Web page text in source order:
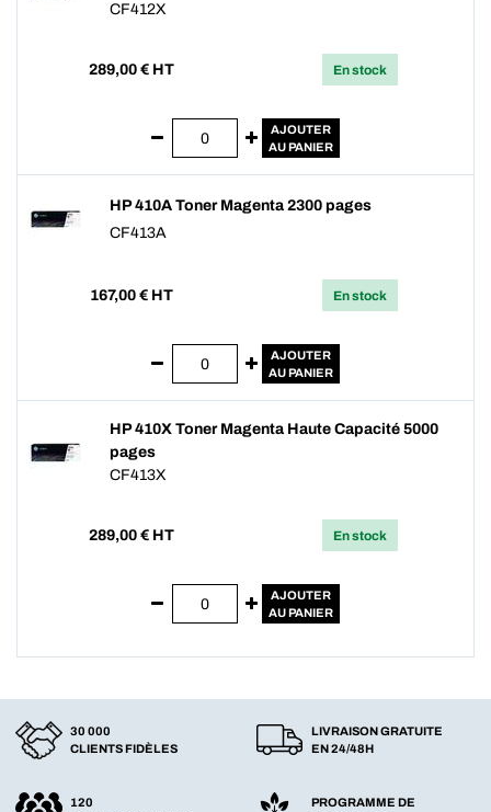
CF412X
289,00 € HT En stock
AJOUTER
AU PANIER
HP 410A Toner Magenta 2300 pages
CF413A
167,00 € HT En stock
AJOUTER
AU PANIER
HP 410X Toner Magenta Haute Capacité 5000
pages
CF413X
289,00 € HT En stock
AJOUTER
AU PANIER
30 000
CLIENTS FIDÈLES
LIVRAISON GRATUITE
EN 24/48H
120
PROGRAMME DE